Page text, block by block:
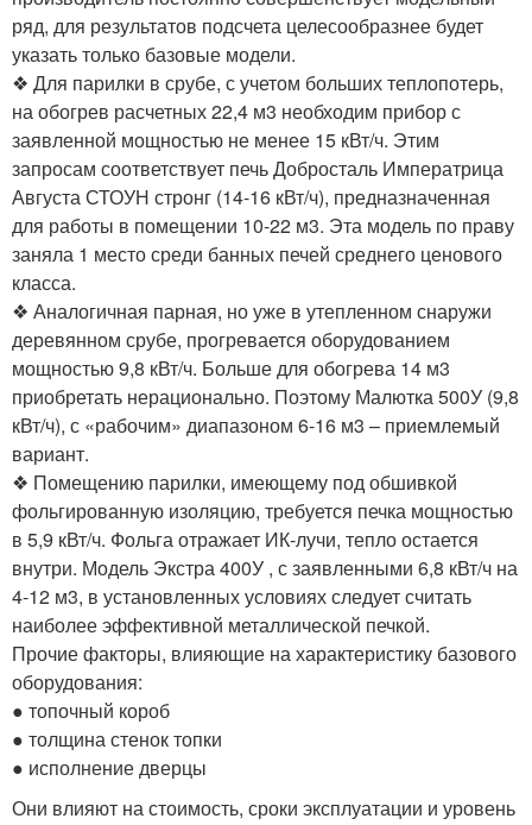
ряд, для результатов подсчета целесообразнее будет
указать только базовые модели.
❖ Для парилки в срубе, с учетом больших теплопотерь,
на обогрев расчетных 22,4 м3 необходим прибор с
заявленной мощностью не менее 15 кВт/ч. Этим
запросам соответствует печь Добросталь Императрица
Августа СТОУН стронг (14-16 кВт/ч), предназначенная
для работы в помещении 10-22 м3. Эта модель по праву
заняла 1 место среди банных печей среднего ценового
класса.
❖ Аналогичная парная, но уже в утепленном снаружи
деревянном срубе, прогревается оборудованием
мощностью 9,8 кВт/ч. Больше для обогрева 14 м3
приобретать нерационально. Поэтому Малютка 500У (9,8
кВт/ч), с «рабочим» диапазоном 6-16 м3 – приемлемый
вариант.
❖ Помещению парилки, имеющему под обшивкой
фольгированную изоляцию, требуется печка мощностью
в 5,9 кВт/ч. Фольга отражает ИК-лучи, тепло остается
внутри. Модель Экстра 400У , с заявленными 6,8 кВт/ч на
4-12 м3, в установленных условиях следует считать
наиболее эффективной металлической печкой.
Прочие факторы, влияющие на характеристику базового
оборудования:
● топочный короб
● толщина стенок топки
● исполнение дверцы
Они влияют на стоимость, сроки эксплуатации и уровень